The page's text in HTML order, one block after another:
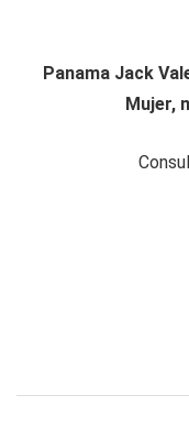
Panama Jack
Mujer,